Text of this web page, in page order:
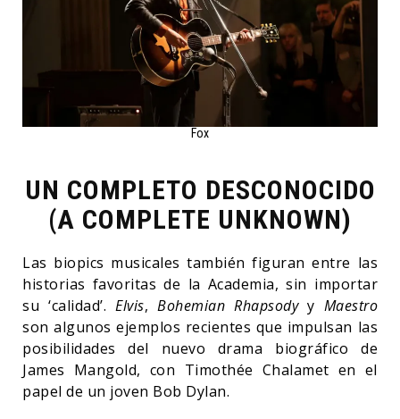
Fox
UN COMPLETO DESCONOCIDO
(A COMPLETE UNKNOWN)
Las biopics musicales también figuran entre las
historias favoritas de la Academia, sin importar
su ‘calidad’. Elvis, Bohemian Rhapsodyy Maestro
son algunos ejemplos recientes que impulsan las
posibilidades del nuevo drama biográfico de
James Mangold, con Timothée Chalamet en el
papel de un joven Bob Dylan.